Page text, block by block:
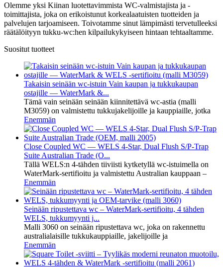
Olemme yksi Kiinan luotettavimmista WC-valmistajista ja -
toimittajista, joka on erikoistunut korkealaatuisten tuotteiden ja
palvelujen tarjoamiseen. Toivotamme sinut lämpimästi tervetulleeksi
räätälöityyn tukku-wc:hen kilpailukykyiseen hintaan tehtaaltamme.
Suositut tuotteet
Takaisin seinään wc-istuin Vain kaupan ja tukkukaupan
ostajille — WaterMark &...
Tämä vain seinään seinään kiinnitettävä wc-astia (malli
M3059) on valmistettu tukkujakelijoille ja kauppiaille, jotka
Enemmän
Close Coupled WC — WELS 4-Star, Dual Flush S/P-Trap
Suite Australian Trade (O...
Tällä WELS:n 4-tähden tiiviisti kytketyllä wc-istuimella on
WaterMark-sertifioitu ja valmistettu Australian kauppaan –
Enemmän
Seinään ripustettava wc – WaterMark-sertifioitu, 4 tähden
WELS, tukkumyynti j...
Malli 3060 on seinään ripustettava wc, joka on rakennettu
australialaisille tukkukauppiaille, jakelijoille ja
Enemmän